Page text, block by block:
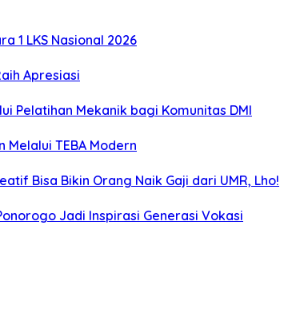
1 LKS Nasional 2026
Apresiasi
Pelatihan Mekanik bagi Komunitas DMI
TEBA Modern
Bisa Bikin Orang Naik Gaji dari UMR, Lho!
Jadi Inspirasi Generasi Vokasi